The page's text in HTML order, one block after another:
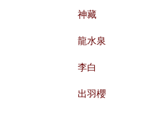
神藏
龍水泉
李白
出羽櫻